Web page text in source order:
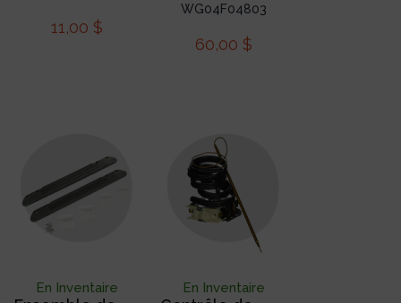
11,00 $
WG04F04803
60,00 $
En Inventaire En Inventaire